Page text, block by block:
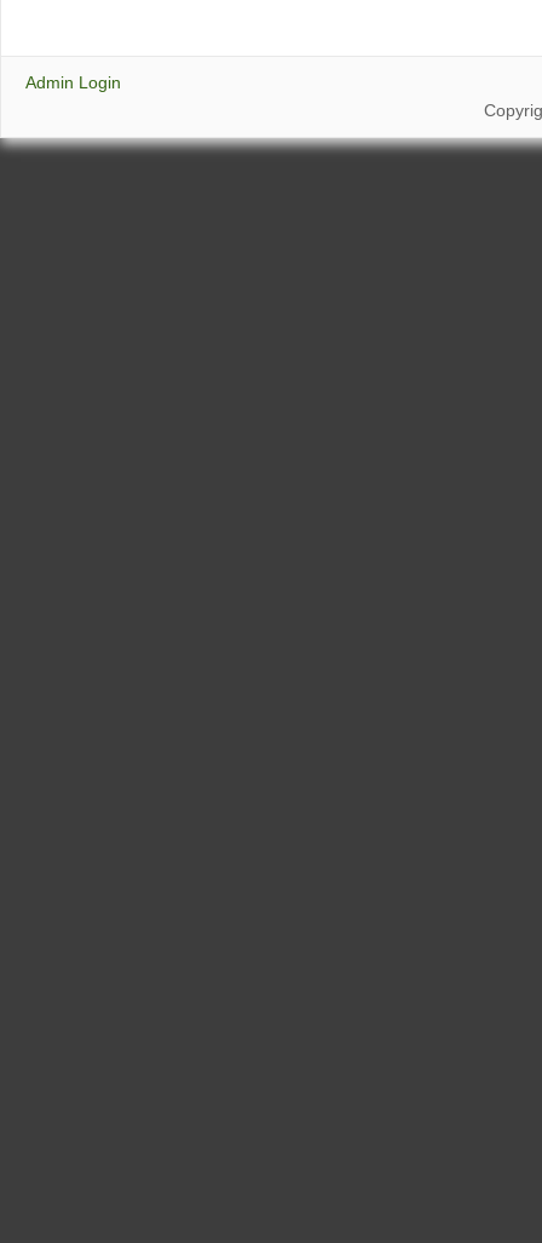
Admin Login